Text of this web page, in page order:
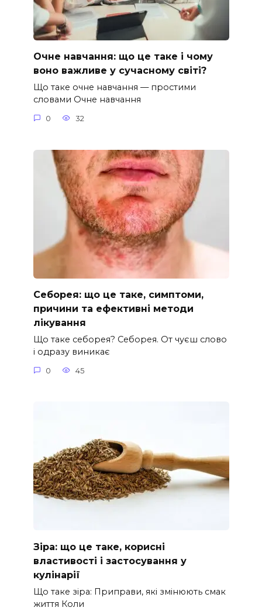
Очне навчання: що це таке і чому
воно важливе у сучасному світі?
Що таке очне навчання — простими
словами Очне навчання
0 32
Себорея: що це таке, симптоми,
причини та ефективні методи
лікування
Що таке себорея? Себорея. От чуєш слово
і одразу виникає
0 45
Зіра: що це таке, корисні
властивості і застосування у
кулінарії
Що таке зіра: Приправи, які змінюють смак
життя Коли